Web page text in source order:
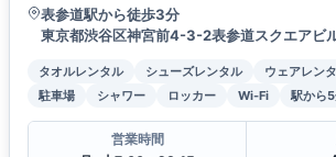
表参道駅から徒歩3分
東京都渋谷区神宮前4-3-2表参道スクエアビ
タオルレンタル シューズレンタル ウェアレン
駐車場
シャワー ロッカー Wi-Fi 駅から
営業時間